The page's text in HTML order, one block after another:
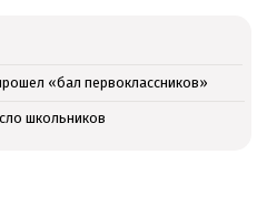
«бал первоклассников»
школьников